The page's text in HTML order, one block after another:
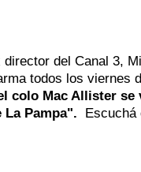
del Canal 3,
todos los viernes
colo Mac Allister se
La Pampa". Escuchá